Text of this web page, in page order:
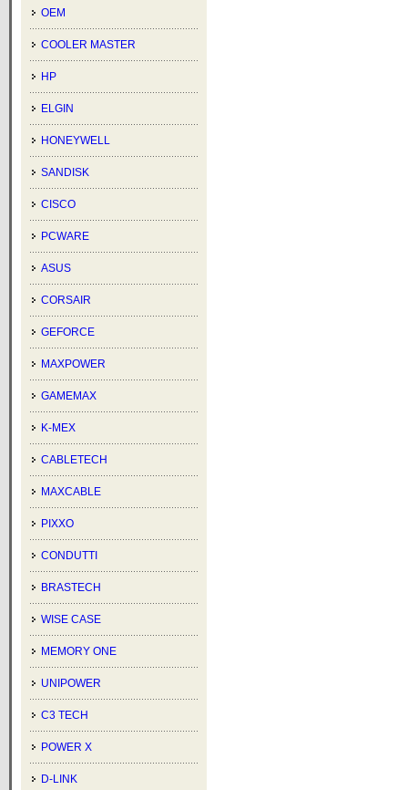
OEM
COOLER MASTER
HP
ELGIN
HONEYWELL
SANDISK
CISCO
PCWARE
ASUS
CORSAIR
GEFORCE
MAXPOWER
GAMEMAX
K-MEX
CABLETECH
MAXCABLE
PIXXO
CONDUTTI
BRASTECH
WISE CASE
MEMORY ONE
UNIPOWER
C3 TECH
POWER X
D-LINK